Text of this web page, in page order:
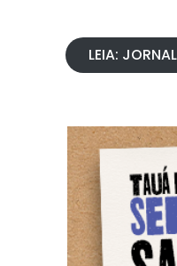
LEIA: